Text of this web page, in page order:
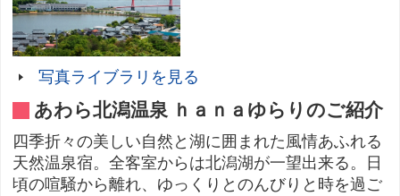
写真ライブラリを見る
あわら北潟温泉 ｈａｎａゆらりのご紹介
四季折々の美しい自然と湖に囲まれた風情あふれる
天然温泉宿。全客室からは北潟湖が一望出来る。日
頃の喧騒から離れ、ゆっくりとのんびりと時を過ご